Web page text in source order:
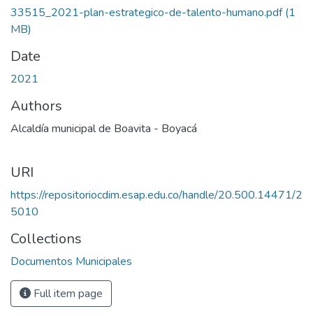
33515_2021-plan-estrategico-de-talento-humano.pdf(1
MB)
Date
2021
Authors
Alcaldía municipal de Boavita - Boyacá
URI
https://repositoriocdim.esap.edu.co/handle/20.500.14471/2
5010
Collections
Documentos Municipales
Full item page